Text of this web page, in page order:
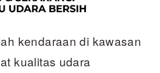
kendaraan di kawasan
kualitas udara